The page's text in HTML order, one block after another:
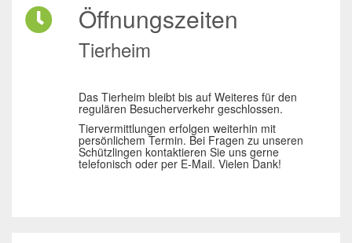
Öffnungszeiten
Tierheim
Das Tierheim bleibt bis auf Weiteres für den
regulären Besucherverkehr geschlossen.
Tiervermittlungen erfolgen weiterhin mit
persönlichem Termin. Bei Fragen zu unseren
Schützlingen kontaktieren Sie uns gerne
telefonisch oder per E-Mail. Vielen Dank!